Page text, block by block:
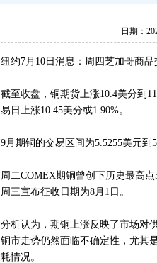
日期：
纽约7月10日消息：周四芝加哥商
截至收盘，铜期货上涨10.4美分到
易日上涨10.45美分或1.90%。
9月期铜的交易区间为5.5255美元到
周二COMEX期铜曾创下历史最高
周三宣布征收日期为8月1日。
分析认为，期铜上涨反映了市场对
铜市走势仍然面临不确定性，尤其
耗情况。